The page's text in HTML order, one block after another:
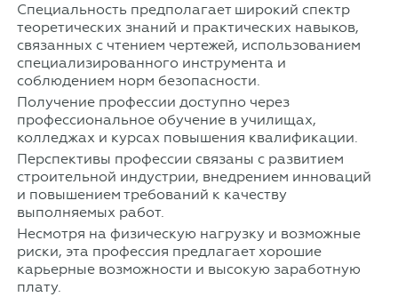
Специальность предполагает широкий спектр
теоретических знаний и практических навыков,
связанных с чтением чертежей, использованием
специализированного инструмента и
соблюдением норм безопасности.
Получение профессии доступно через
профессиональное обучение в училищах,
колледжах и курсах повышения квалификации.
Перспективы профессии связаны с развитием
строительной индустрии, внедрением инноваций
и повышением требований к качеству
выполняемых работ.
Несмотря на физическую нагрузку и возможные
риски, эта профессия предлагает хорошие
карьерные возможности и высокую заработную
плату.